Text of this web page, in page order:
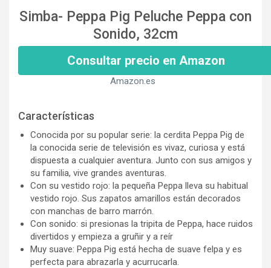
Simba- Peppa Pig Peluche Peppa con
Sonido, 32cm
Consultar precio en Amazon
Amazon.es
Características
Conocida por su popular serie: la cerdita Peppa Pig de
la conocida serie de televisión es vivaz, curiosa y está
dispuesta a cualquier aventura. Junto con sus amigos y
su familia, vive grandes aventuras.
Con su vestido rojo: la pequeña Peppa lleva su habitual
vestido rojo. Sus zapatos amarillos están decorados
con manchas de barro marrón.
Con sonido: si presionas la tripita de Peppa, hace ruidos
divertidos y empieza a gruñir y a reír
Muy suave: Peppa Pig está hecha de suave felpa y es
perfecta para abrazarla y acurrucarla.